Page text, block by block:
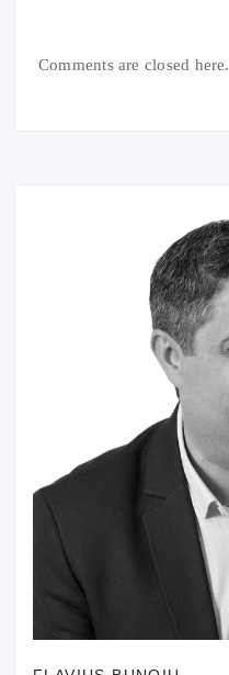
Comments are closed here.